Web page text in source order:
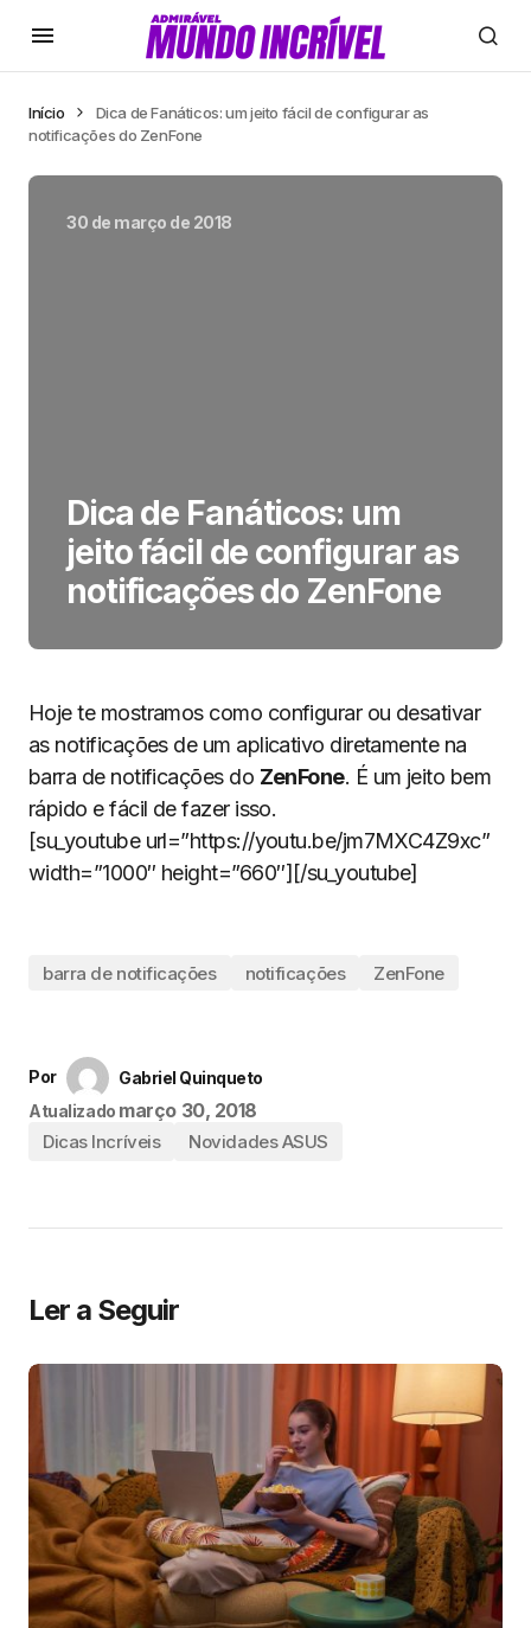
Início
Dica de Fanáticos: um jeito fácil de configurar as
notificações do ZenFone
30 de março de 2018
Dica de Fanáticos: um
jeito fácil de configurar as
notificações do ZenFone
Hoje te mostramos como configurar ou desativar
as notificações de um aplicativo diretamente na
barra de notificações do ZenFone. É um jeito bem
rápido e fácil de fazer isso.
[su_youtube url=”https://youtu.be/jm7MXC4Z9xc”
width=”1000″ height=”660″][/su_youtube]
barra de notificações notificações ZenFone
Por
Gabriel Quinqueto
Atualizado março 30, 2018
Dicas Incríveis Novidades ASUS
Ler a Seguir